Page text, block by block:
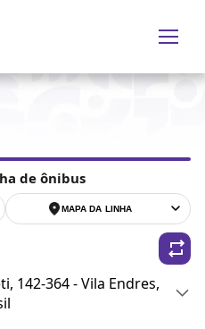
de ônibus
MAPA DA LINHA
142-364 - Vila Endres,